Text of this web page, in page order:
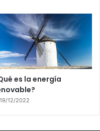
es la energía
19/12/2022